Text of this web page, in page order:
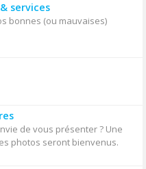
services
bonnes (ou mauvaises)
de vous présenter ? Une
photos seront bienvenus.